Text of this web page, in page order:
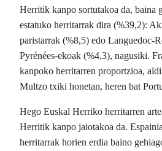
Herritik kanpo sortutakoa da, baina
estatuko herritarrak dira (%39,2):
paristarrak (%8,5) edo Languedoc-
Pyrénées-ekoak (%4,3), nagusiki.
kanpoko herritarren proportzioa,
Multzo txiki honetan, heren bat
Hego Euskal Herriko herritarren
Herritik kanpo jaiotakoa da.
herritarrak horien erdia baino